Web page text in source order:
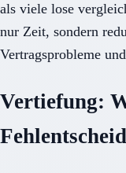
als viele lose
nur Zeit, sondern
Vertragsprobleme
Vertiefung: